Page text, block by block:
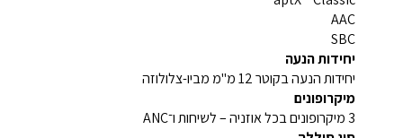
AAC
SBC
יחידות הנעה
יחידות הנעה בקוטר 12 מ"מ מביו-צלולוזה
מיקרופונים
3 מיקרופונים בכל אוזניה – לשיחות ו־ANC